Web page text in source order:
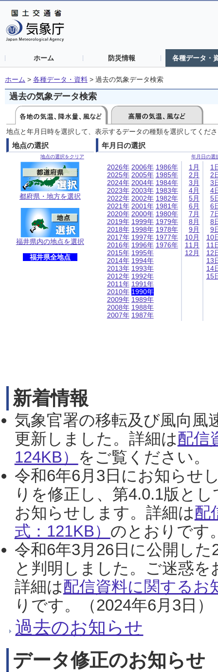
ホーム 防災情報 各種データ・
ホーム > 各種データ・資料 > 過去の気象データ検索
過去の気象データ検索
地点と年月日時を選択して、表示するデータの種類を選択してくだ
地点の選択
地点の選択をクリア
都府県・地方を選択
福井県内の地点を選択
福井県全地点
年月日の選択
年月日の選
2026年
2025年
2024年
2023年
2022年
2021年
2020年
2019年
2018年
2017年
2016年
2015年
2014年
2013年
2012年
2011年
2010年
2009年
2008年
2007年
2006年
2005年
2004年
2003年
2002年
2001年
2000年
1999年
1998年
1997年
1996年
1995年
1994年
1993年
1992年
1991年
1990年
1989年
1988年
1987年
1986年
1985年
1984年
1983年
1982年
1981年
1980年
1979年
1978年
1977年
1976年
1月
2月
3月
4月
5月
6月
7月
8月
9月
10月
11月
12月
1
2
3
4
5
6
7
8
9
10
11
12
13
14
15
新着情報
気象官署の移転及び風向風
更新しました。詳細は配信
124KB） をご覧ください。
令和6年6月3日にお知らせ
りを修正し、第4.0.1版と
お知らせします。詳細は配
式：121KB） のとおりです
令和6年3月26日に公開し
と判明しました。ご迷惑
詳細は配信資料に関するお
りです。（2024年6月3日）
過去のお知らせ
データ修正のお知らせ